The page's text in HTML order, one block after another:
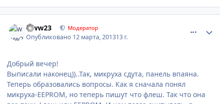
www23 Модератор
Опубликовано 12 марта, 201313 г.
Добрый вечер!
Выписали наконец))..Так, микруха сдута, панель впаяна.
Теперь образовались вопросы. Как я сначала понял
микруха-EEPROM, но теперь пишут что флеш. Так что она